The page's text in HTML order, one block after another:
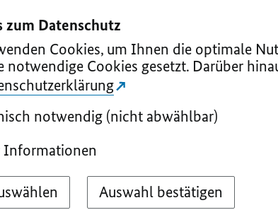
zum Datenschutz
Cookies, um Ihnen die optimale
notwendige Cookies gesetzt. Darüber
notwendig (nicht abwählbar)
Informationen
Auswahl bestätigen